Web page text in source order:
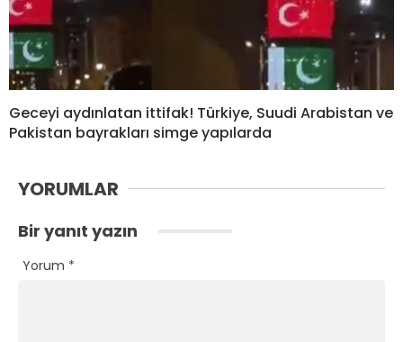
Geceyi aydınlatan ittifak! Türkiye, Suudi Arabistan ve
Pakistan bayrakları simge yapılarda
YORUMLAR
Bir yanıt yazın
Yorum *